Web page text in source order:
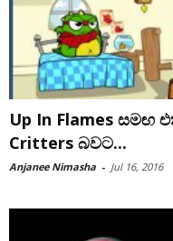
Up In Flames සමඟ
Critters බවට...
Anjanee Nimasha - Jul 16, 2016